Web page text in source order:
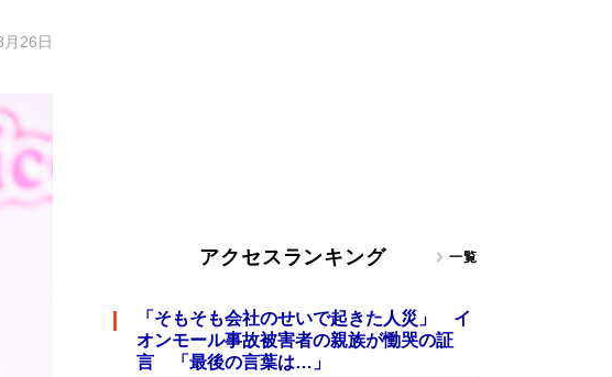
26日
アクセスランキング 一覧
「そもそも会社のせいで起きた人災」 イ
オンモール事故被害者の親族が慟哭の証
言 「最後の言葉は…」